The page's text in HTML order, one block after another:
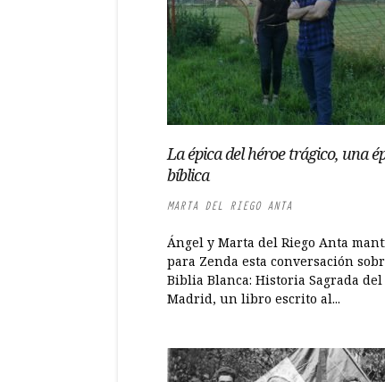
La épica del héroe trágico, una
bíblica
MARTA DEL RIEGO ANTA
Ángel y Marta del Riego Anta
para Zenda esta conversación
Biblia Blanca: Historia Sagrada del
Madrid, un libro escrito al...